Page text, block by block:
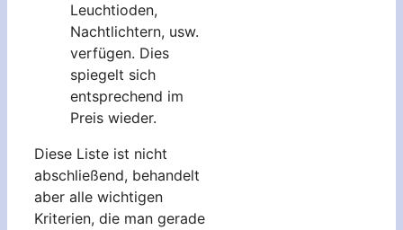
Leuchtioden,
Nachtlichtern, usw.
verfügen. Dies
spiegelt sich
entsprechend im
Preis wieder.
Diese Liste ist nicht
abschließend, behandelt
aber alle wichtigen
Kriterien, die man gerade